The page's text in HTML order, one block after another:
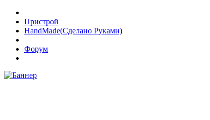
Пристрой
HandMade(Сделано Руками)
Форум